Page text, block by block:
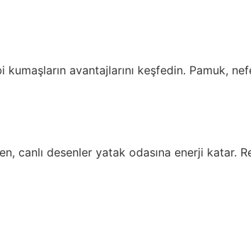
avantajlarını keşfedin. Pamuk,
canlı desenler yatak odasına enerji katar.